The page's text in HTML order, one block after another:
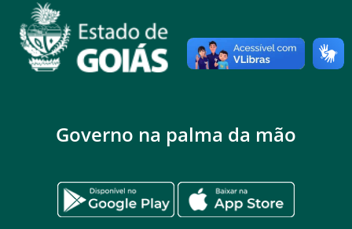
Governo na palma da mão